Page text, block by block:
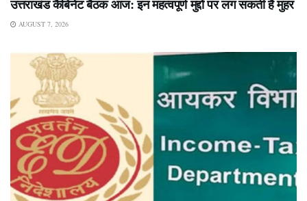
उत्तराखंड कैबिनेट बैठक आज: इन महत्वपूर्ण मुद्दों पर लग सकती है मुहर
AUGUST 7, 2026